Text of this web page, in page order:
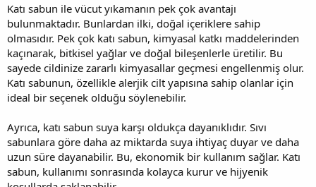
Katı sabun ile vücut yıkamanın pek çok avantajı
bulunmaktadır. Bunlardan ilki, doğal içeriklere sahip
olmasıdır. Pek çok katı sabun, kimyasal katkı maddelerinden
kaçınarak, bitkisel yağlar ve doğal bileşenlerle üretilir. Bu
sayede cildinize zararlı kimyasallar geçmesi engellenmiş olur.
Katı sabunun, özellikle alerjik cilt yapısına sahip olanlar için
ideal bir seçenek olduğu söylenebilir.
Ayrıca, katı sabun suya karşı oldukça dayanıklıdır. Sıvı
sabunlara göre daha az miktarda suya ihtiyaç duyar ve daha
uzun süre dayanabilir. Bu, ekonomik bir kullanım sağlar. Katı
sabun, kullanımı sonrasında kolayca kurur ve hijyenik